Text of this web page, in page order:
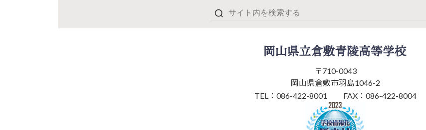
〒710-0043
岡山県倉敷市羽島1046-2
TEL：086-422-8001
FAX：086-422-8004